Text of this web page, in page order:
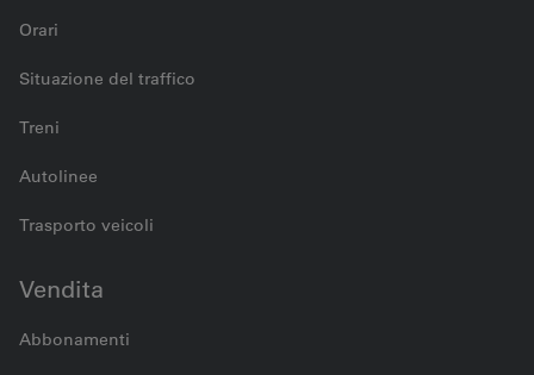
Orari
Situazione del traffico
Treni
Autolinee
Trasporto veicoli
Vendita
Abbonamenti